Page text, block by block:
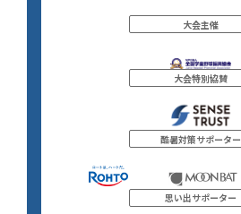
大会主催
大会特別協賛
酷暑対策サポーター
思い出サポーター